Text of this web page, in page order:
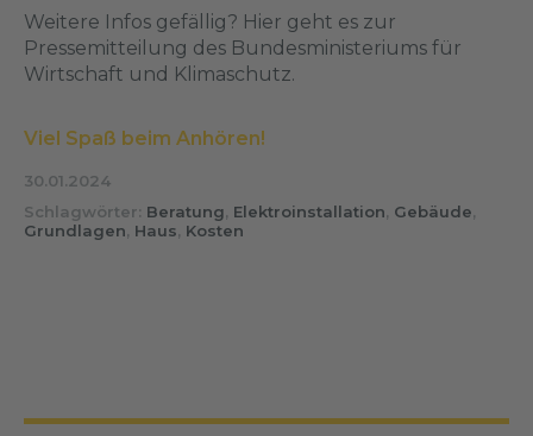
Weitere Infos gefällig? Hier geht es zur
Pressemitteilung des Bundesministeriums für
Wirtschaft und Klimaschutz.
Viel Spaß beim Anhören!
30.01.2024
Schlagwörter: Beratung, Elektroinstallation, Gebäude,
Grundlagen, Haus, Kosten